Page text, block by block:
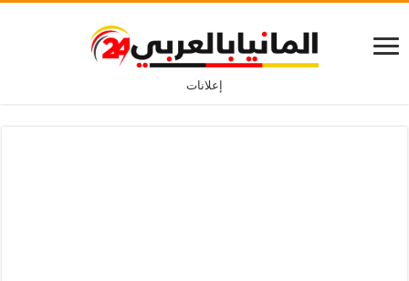
إعلانات